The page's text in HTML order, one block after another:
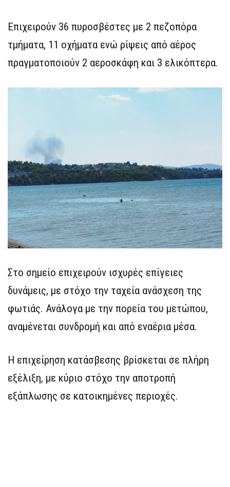
Επιχειρούν 36 πυροσβέστες με 2 πεζοπόρα
τμήματα, 11 οχήματα ενώ ρίψεις από αέρος
πραγματοποιούν 2 αεροσκάφη και 3 ελικόπτερα.
Στο σημείο επιχειρούν ισχυρές επίγειες
δυνάμεις, με στόχο την ταχεία ανάσχεση της
φωτιάς. Ανάλογα με την πορεία του μετώπου,
αναμένεται συνδρομή και από εναέρια μέσα.
Η επιχείρηση κατάσβεσης βρίσκεται σε πλήρη
εξέλιξη, με κύριο στόχο την αποτροπή
εξάπλωσης σε κατοικημένες περιοχές.